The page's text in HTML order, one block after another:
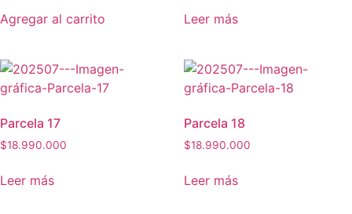
Agregar al carrito Leer más
Parcela 17
$18.990.000
Leer más
Parcela 18
$18.990.000
Leer más